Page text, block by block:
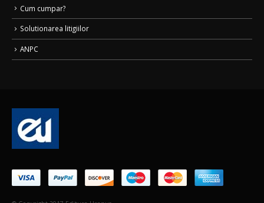
Cum cumpar?
Solutionarea litigiilor
ANPC